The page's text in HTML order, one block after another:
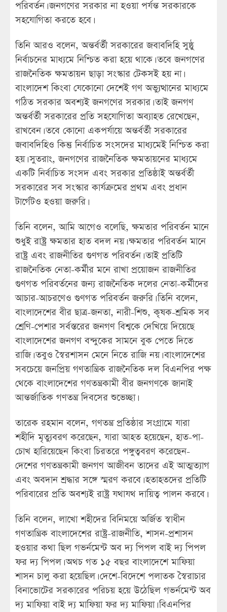
পরিবর্তন। জনগণের সরকার না হওয়া পর্যন্ত সরকারকে
সহযোগিতা করতে হবে।
তিনি আরও বলেন, অন্তর্বর্তী সরকারের জবাবদিহি সুষ্ঠু
নির্বাচনের মাধ্যমে নিশ্চিত করা হয়ে থাকে। তবে জনগণের
রাজনৈতিক ক্ষমতায়ন ছাড়া সংস্কার টেকসই হয় না।
বাংলাদেশ কিংবা যেকোনো দেশেই গণ অভ্যুত্থানের মাধ্যমে
গঠিত সরকার অবশ্যই জনগণের সরকার। তাই জনগণ
অন্তর্বর্তী সরকারের প্রতি সহযোগিতা অব্যাহত রেখেছেন,
রাখবেন। তবে কোনো একপর্যায়ে অন্তর্বর্তী সরকারের
জবাবদিহিও কিন্তু নির্বাচিত সংসদের মাধ্যমেই নিশ্চিত করা
হয়। সুতরাং, জনগণের রাজনৈতিক ক্ষমতায়নের মাধ্যমে
একটি নির্বাচিত সংসদ এবং সরকার প্রতিষ্ঠাই অন্তর্বর্তী
সরকারের সব সংস্কার কার্যক্রমের প্রথম এবং প্রধান
টার্গেটও হওয়া জরুরি।
তিনি বলেন, আমি আগেও বলেছি, ক্ষমতার পরিবর্তন মানে
শুধুই রাষ্ট্র ক্ষমতার হাত বদল নয়। ক্ষমতার পরিবর্তন মানে
রাষ্ট্র এবং রাজনীতির গুণগত পরিবর্তন। তাই প্রতিটি
রাজনৈতিক নেতা-কর্মীর মনে রাখা প্রয়োজন রাজনীতির
গুণগত পরিবর্তনের জন্য রাজনৈতিক দলের নেতা-কর্মীদের
আচার-আচরণেও গুণগত পরিবর্তন জরুরি। তিনি বলেন,
বাংলাদেশের বীর ছাত্র-জনতা, নারী-শিশু, কৃষক-শ্রমিক সব
শ্রেণি-পেশার সর্বস্তরের জনগণ বিশ্বকে দেখিয়ে দিয়েছে
বাংলাদেশের জনগণ বন্দুকের সামনে বুক পেতে দিতে
রাজি। তবুও স্বৈরশাসন মেনে নিতে রাজি নয়। বাংলাদেশের
সবচেয়ে জনপ্রিয় গণতান্ত্রিক রাজনৈতিক দল বিএনপির পক্ষ
থেকে বাংলাদেশের গণতন্ত্রকামী বীর জনগণকে জানাই
আন্তর্জাতিক গণতন্ত্র দিবসের শুভেচ্ছা।
তারেক রহমান বলেন, গণতন্ত্র প্রতিষ্ঠার সংগ্রামে যারা
শহীদি মৃত্যুবরণ করেছেন, যারা আহত হয়েছেন, হাত-পা-
চোখ হারিয়েছেন কিংবা চিরতরে পঙ্গুত্ববরণ করেছেন-
দেশের গণতন্ত্রকামী জনগণ আজীবন তাদের এই আত্মত্যাগ
এবং অবদান শ্রদ্ধার সঙ্গে স্মরণ করবে। হতাহতদের প্রতিটি
পরিবারের প্রতি অবশ্যই রাষ্ট্র যথাযথ দায়িত্ব পালন করবে।
তিনি বলেন, লাখো শহীদের বিনিময়ে অর্জিত স্বাধীন
গণতান্ত্রিক বাংলাদেশের রাষ্ট্র-রাজনীতি, শাসন-প্রশাসন
হওয়ার কথা ছিল গভর্নমেন্ট অব দ্য পিপল বাই দ্য পিপল
ফর দ্য পিপল। অথচ গত ১৫ বছর বাংলাদেশে মাফিয়া
শাসন চালু করা হয়েছিল। দেশে-বিদেশে পলাতক স্বৈরাচার
বিনাভোটের সরকারের পরিচয় হয়ে উঠেছিল গভর্নমেন্ট অব
দ্য মাফিয়া বাই দ্য মাফিয়া ফর দ্য মাফিয়া। বিএনপির